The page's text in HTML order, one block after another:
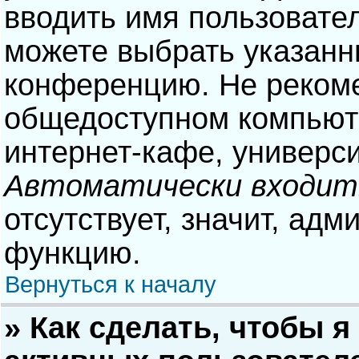
вводить имя
можете выбрать
конференцию. Не
общедоступном
интернет-кафе,
Автоматически
отсутствует, значит,
функцию.
Вернуться к началу
» Как сделать, чтобы